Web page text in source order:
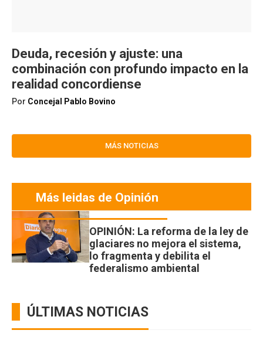
Deuda, recesión y ajuste: una
combinación con profundo impacto en la
realidad concordiense
Por Concejal Pablo Bovino
MÁS NOTICIAS
Más leidas de Opinión
OPINIÓN: La reforma de la ley de
glaciares no mejora el sistema,
lo fragmenta y debilita el
federalismo ambiental
ÚLTIMAS NOTICIAS